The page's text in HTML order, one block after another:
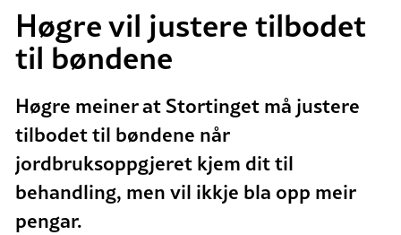
Høgre vil justere tilbodet
til bøndene
Høgre meiner at Stortinget må justere
tilbodet til bøndene når
jordbruksoppgjeret kjem dit til
behandling, men vil ikkje bla opp meir
pengar.